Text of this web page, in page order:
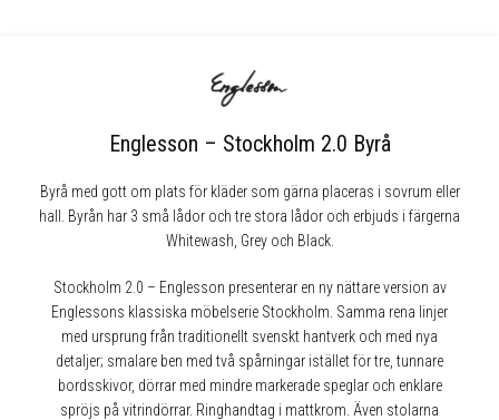
Englesson – Stockholm 2.0 Byrå
Byrå med gott om plats för kläder som gärna placeras i sovrum eller
hall. Byrån har 3 små lådor och tre stora lådor och erbjuds i färgerna
Whitewash, Grey och Black.
Stockholm 2.0 – Englesson presenterar en ny nättare version av
Englessons klassiska möbelserie Stockholm. Samma rena linjer
med ursprung från traditionellt svenskt hantverk och med nya
detaljer; smalare ben med två spårningar istället för tre, tunnare
bordsskivor, dörrar med mindre markerade speglar och enklare
spröjs på vitrindörrar. Ringhandtag i mattkrom. Även stolarna